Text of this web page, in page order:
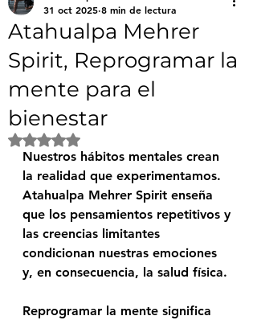
Atahualpa Mehrer
Spirit, Reprogramar la
mente para el
bienestar
31 oct 2025 8 min de lectura
Obtuvo NaN de 5 estrellas.
Nuestros hábitos mentales crean
la realidad que experimentamos.
Atahualpa Mehrer Spirit enseña
que los pensamientos repetitivos y
las creencias limitantes
condicionan nuestras emociones
y, en consecuencia, la salud física.
Reprogramar la mente significa